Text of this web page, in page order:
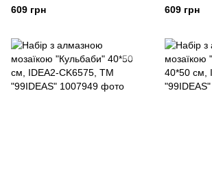
см, IDEA2-CK6383, ТМ
"99IDEAS"
609 грн
IDEA2-
609 грн